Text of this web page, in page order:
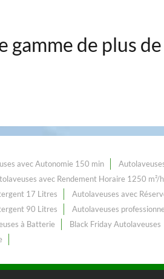
gamme de plus
avec Autonomie 150 min
avec Rendement Horaire 1250 m²/h
17 Litres
Autolaveuses avec
90 Litres
Autolaveuses
à Batterie
Black Friday Autolaveuses